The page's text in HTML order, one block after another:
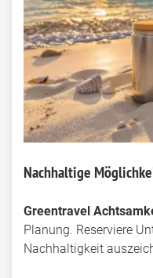
Nachhaltige
Greentravel
Planung. Reserviere
Nachhaltigkeit